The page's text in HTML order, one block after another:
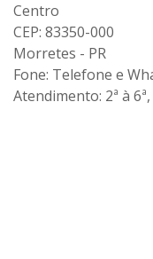
Centro
CEP: 83350-000
Morretes - PR
Fone: Telefone e
Atendimento: 2ª à